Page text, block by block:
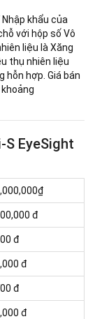
khẩu của
với hộp số Vô
liệu là Xăng
thụ nhiên liệu
hỗn hợp. Giá bán
khoảng
S EyeSight
đ
đ
đ
đ
đ